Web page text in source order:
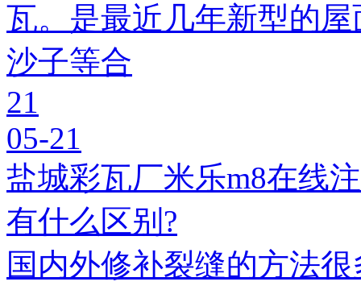
瓦。是最近几年新型的
沙子等合
21
05-21
盐城彩瓦厂米乐m8在线
有什么区别?
国内外修补裂缝的方法